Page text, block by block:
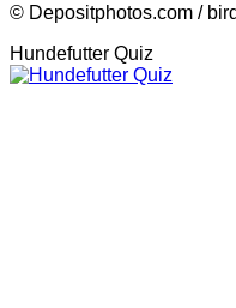
© Depositphotos.com /
Hundefutter Quiz